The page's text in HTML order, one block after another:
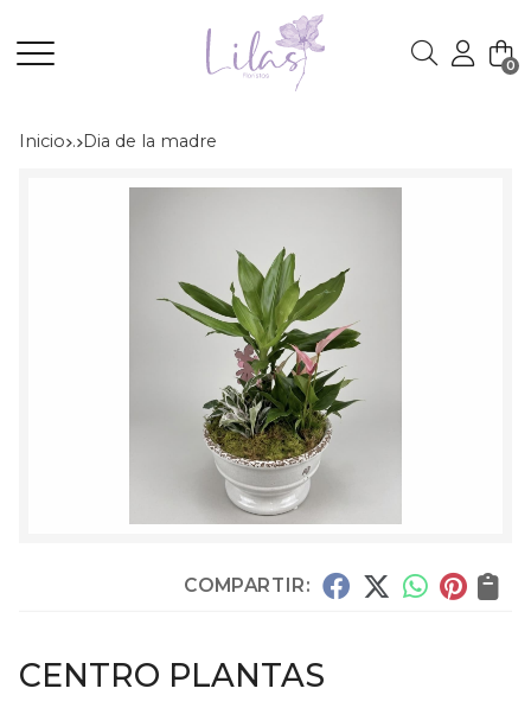
Buscar 0
Inicio . dia de la madre
COMPARTIR:
CENTRO PLANTAS